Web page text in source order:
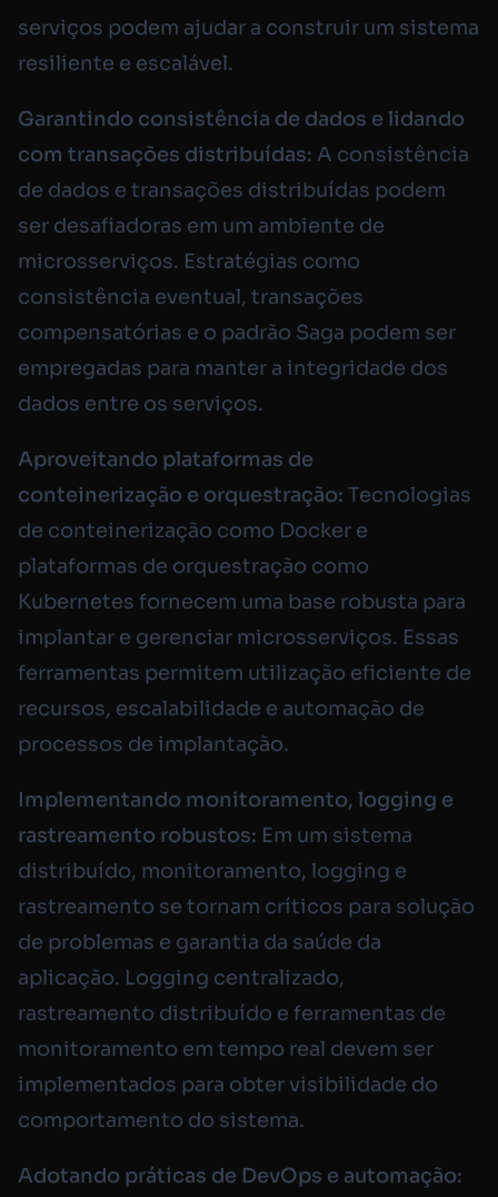
serviços podem ajudar a construir um sistema
resiliente e escalável.
Garantindo consistência de dados e lidando
com transações distribuídas: A consistência
de dados e transações distribuídas podem
ser desafiadoras em um ambiente de
microsserviços. Estratégias como
consistência eventual, transações
compensatórias e o padrão Saga podem ser
empregadas para manter a integridade dos
dados entre os serviços.
Aproveitando plataformas de
conteinerização e orquestração: Tecnologias
de conteinerização como Docker e
plataformas de orquestração como
Kubernetes fornecem uma base robusta para
implantar e gerenciar microsserviços. Essas
ferramentas permitem utilização eficiente de
recursos, escalabilidade e automação de
processos de implantação.
Implementando monitoramento, logging e
rastreamento robustos: Em um sistema
distribuído, monitoramento, logging e
rastreamento se tornam críticos para solução
de problemas e garantia da saúde da
aplicação. Logging centralizado,
rastreamento distribuído e ferramentas de
monitoramento em tempo real devem ser
implementados para obter visibilidade do
comportamento do sistema.
Adotando práticas de DevOps e automação: